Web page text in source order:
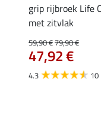
grip rijbroek Life
met zitvlak
59,90 €79,90 €
47,92 €
4.3 10